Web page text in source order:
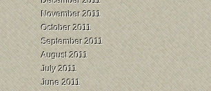
November 2011
October 2011
September 2011
August 2011
July 2011
June 2011